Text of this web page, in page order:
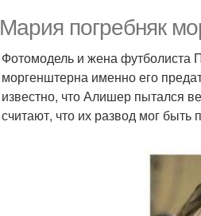
Мария погребняк
Фотомодель и жена футболиста
моргенштерна именно его
известно, что Алишер пытался
считают, что их развод мог